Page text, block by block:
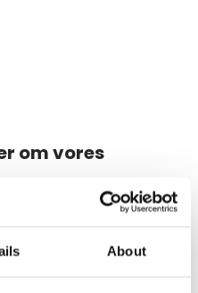
About
om vores
om vores maskinfabrik
har brug for, og i